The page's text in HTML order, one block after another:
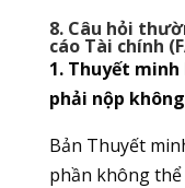
8. Câu hỏi
cáo Tài chính
1. Thuyết minh
phải nộp
Bản Thuyết
phần không thể